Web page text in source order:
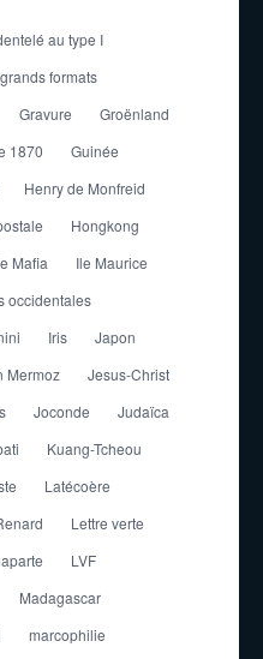
au type I
grands formats
Gravure
Groënland
1870
Guinée
Henry de Monfreid
Hongkong
Mafia
Ile Maurice
occidentales
Iris
Japon
Mermoz
Jesus-Christ
Joconde
Judaïca
Kuang-Tcheou
Latécoère
Lettre verte
LVF
Madagascar
marcophilie